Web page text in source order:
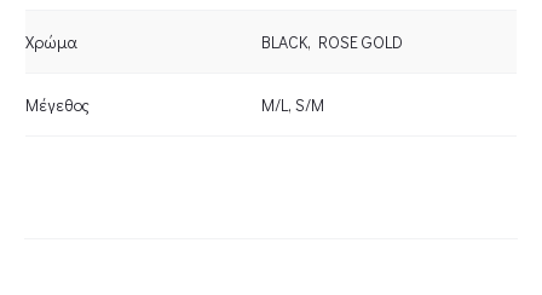
Χρώμα BLACK, ROSE GOLD
Μέγεθος M/L, S/M